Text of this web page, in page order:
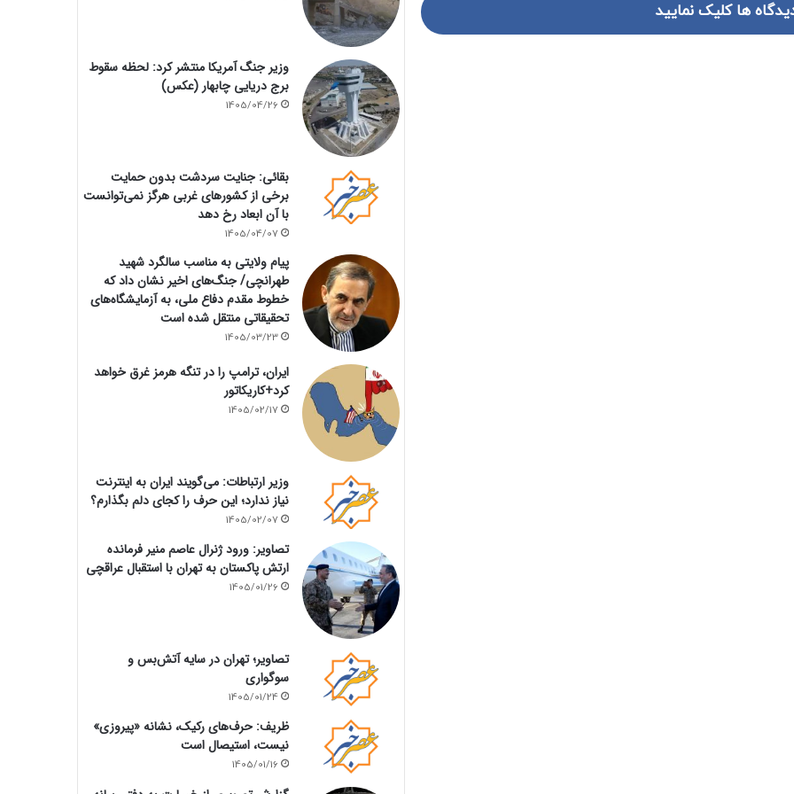
ها کلیک نمایید
وزیر جنگ آمریکا منتشر کرد: لحظه سقوط
برج دریایی چابهار (عکس)
1405/04/26
بقائی: جنایت سردشت بدون حمایت
برخی از کشورهای غربی هرگز نمی‌توانست
با آن ابعاد رخ دهد
1405/04/07
پیام ولایتی به مناسب سالگرد شهید
طهرانچی/ جنگ‌های اخیر نشان داد که
خطوط مقدم دفاع ملی، به آزمایشگاه‌های
تحقیقاتی منتقل شده است
1405/03/23
ایران، ترامپ را در تنگه هرمز غرق خواهد
کرد+کاریکاتور
1405/02/17
وزیر ارتباطات: می‌گویند ایران به اینترنت
نیاز ندارد؛ این حرف را کجای دلم بگذارم؟
1405/02/07
تصاویر: ورود ژنرال عاصم منیر فرمانده
ارتش پاکستان به تهران با استقبال عراقچی
1405/01/26
تصاویر؛ تهران در سایه آتش‌بس و
سوگواری
1405/01/24
ظریف: حرف‌های رکیک، نشانه «پیروزی»
نیست، استیصال است
1405/01/16